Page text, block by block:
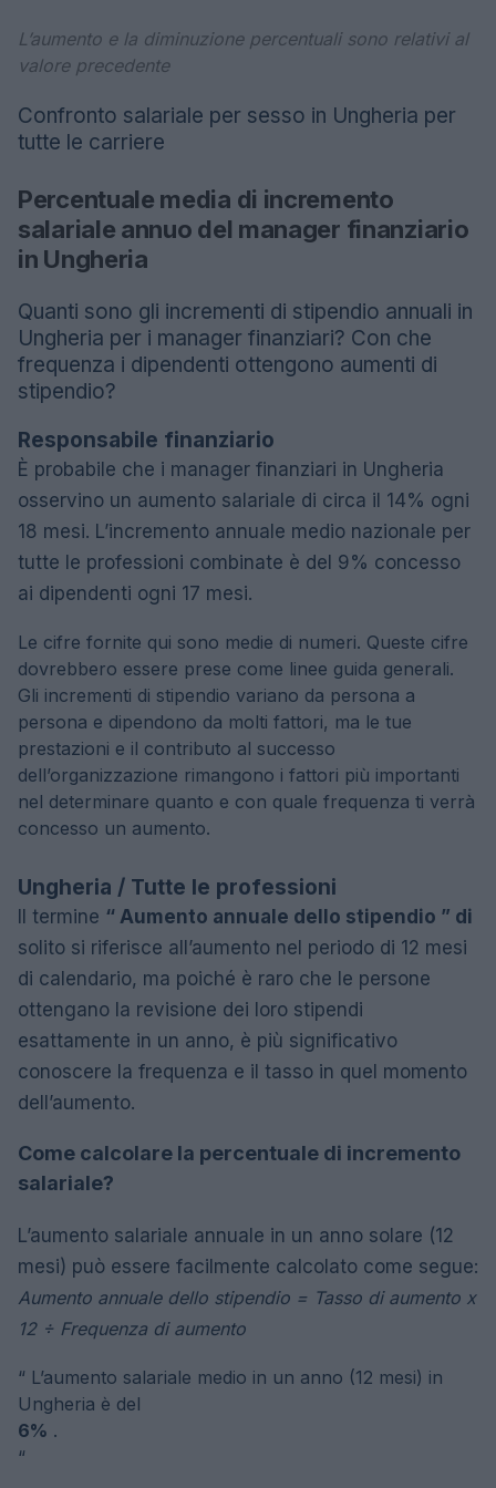
L’aumento e la diminuzione percentuali sono relativi al
valore precedente
Confronto salariale per sesso in Ungheria per
tutte le carriere
Percentuale media di incremento
salariale annuo del manager finanziario
in Ungheria
Quanti sono gli incrementi di stipendio annuali in
Ungheria per i manager finanziari? Con che
frequenza i dipendenti ottengono aumenti di
stipendio?
Responsabile finanziario
È probabile che i manager finanziari in Ungheria
osservino un aumento salariale di circa il 14% ogni
18 mesi. L’incremento annuale medio nazionale per
tutte le professioni combinate è del 9% concesso
ai dipendenti ogni 17 mesi.
Le cifre fornite qui sono medie di numeri. Queste cifre
dovrebbero essere prese come linee guida generali.
Gli incrementi di stipendio variano da persona a
persona e dipendono da molti fattori, ma le tue
prestazioni e il contributo al successo
dell’organizzazione rimangono i fattori più importanti
nel determinare quanto e con quale frequenza ti verrà
concesso un aumento.
Ungheria / Tutte le professioni
Il termine “ Aumento annuale dello stipendio ” di
solito si riferisce all’aumento nel periodo di 12 mesi
di calendario, ma poiché è raro che le persone
ottengano la revisione dei loro stipendi
esattamente in un anno, è più significativo
conoscere la frequenza e il tasso in quel momento
dell’aumento.
Come calcolare la percentuale di incremento
salariale?
L’aumento salariale annuale in un anno solare (12
mesi) può essere facilmente calcolato come segue:
Aumento annuale dello stipendio = Tasso di aumento x
12 ÷ Frequenza di aumento
“ L’aumento salariale medio in un anno (12 mesi) in
Ungheria è del
6% .
“